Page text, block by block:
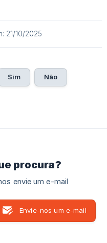
21/10/2025
Sim Não
procura?
envie um e-mail
Envie-nos um e-mail